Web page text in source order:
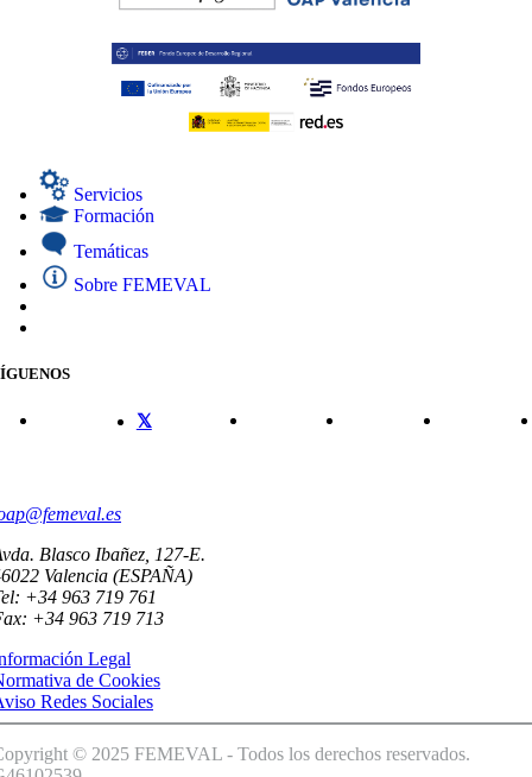
Servicios
Formación
Temáticas
Sobre FEMEVAL
Blasco Ibañez, 127-E.
Valencia (ESPAÑA)
+34 963 719 761
+34 963 719 713
Legal
de Cookies
Redes Sociales
© 2025 FEMEVAL - Todos los derechos reservados.